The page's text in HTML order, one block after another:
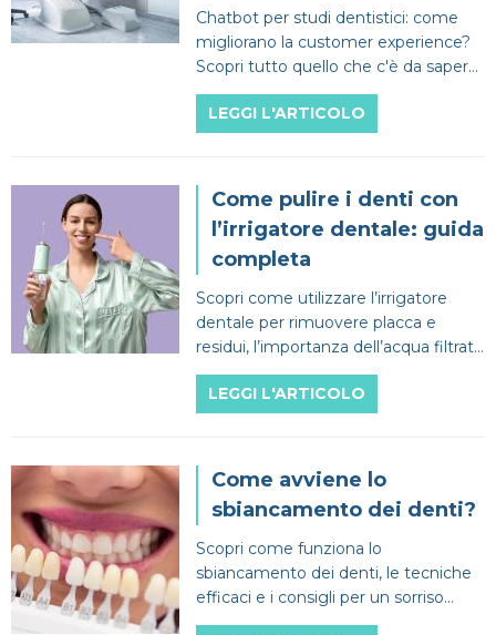
Chatbot per studi dentistici: come
migliorano la customer experience?
Scopri tutto quello che c'è da sapere
per fare la differenza e aumentare gli
introiti!
LEGGI L'ARTICOLO
Come pulire i denti con
l’irrigatore dentale: guida
completa
Scopri come utilizzare l’irrigatore
dentale per rimuovere placca e
residui, l’importanza dell’acqua filtrata
di alta qualità e i benefici!
LEGGI L'ARTICOLO
Come avviene lo
sbiancamento dei denti?
Scopri come funziona lo
sbiancamento dei denti, le tecniche
efficaci e i consigli per un sorriso
bianco e sicuro!